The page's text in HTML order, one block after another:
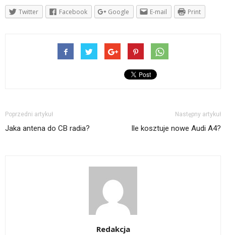
Twitter Facebook Google E-mail Print
Poprzedni artykuł
Jaka antena do CB radia?
Następny artykuł
Ile kosztuje nowe Audi A4?
Redakcja